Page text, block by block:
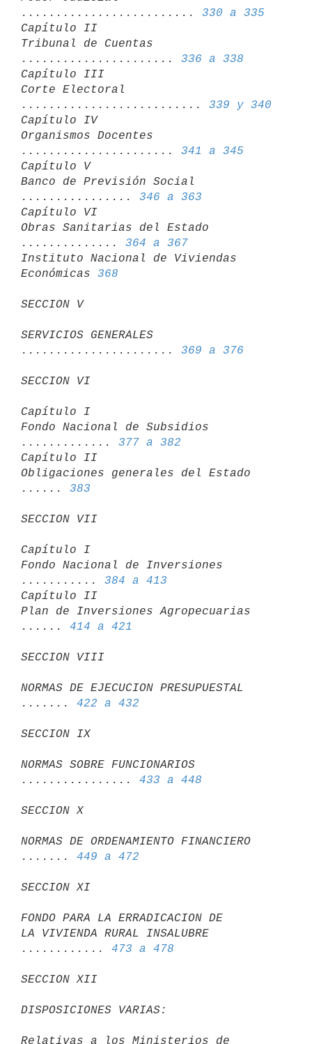
......................... 330 a 335
Capítulo II
Tribunal de Cuentas
...................... 336 a 338
Capítulo III
Corte Electoral
.......................... 339 y 340
Capítulo IV
Organismos Docentes
...................... 341 a 345
Capítulo V
Banco de Previsión Social
................ 346 a 363
Capítulo VI
Obras Sanitarias del Estado
.............. 364 a 367
Instituto Nacional de Viviendas
Económicas 368
SECCION V
SERVICIOS GENERALES
...................... 369 a 376
SECCION VI
Capítulo I
Fondo Nacional de Subsidios
............. 377 a 382
Capítulo II
Obligaciones generales del Estado
...... 383
SECCION VII
Capítulo I
Fondo Nacional de Inversiones
........... 384 a 413
Capítulo II
Plan de Inversiones Agropecuarias
...... 414 a 421
SECCION VIII
NORMAS DE EJECUCION PRESUPUESTAL
....... 422 a 432
SECCION IX
NORMAS SOBRE FUNCIONARIOS
................ 433 a 448
SECCION X
NORMAS DE ORDENAMIENTO FINANCIERO
....... 449 a 472
SECCION XI
FONDO PARA LA ERRADICACION DE
LA VIVIENDA RURAL INSALUBRE
............ 473 a 478
SECCION XII
DISPOSICIONES VARIAS:
Relativas a los Ministerios de